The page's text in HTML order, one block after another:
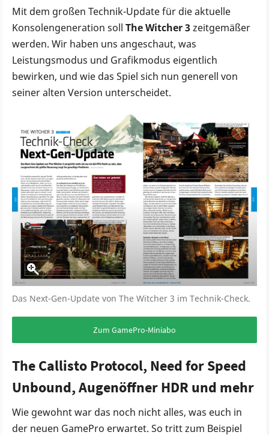
Mit dem großen Technik-Update für die aktuelle
Konsolengeneration soll The Witcher 3zeitgemäßer
werden. Wir haben uns angeschaut, was
Leistungsmodus und Grafikmodus eigentlich
bewirken, und wie das Spiel sich nun generell von
seiner alten Version unterscheidet.
Das Next-Gen-Update von The Witcher 3 im Technik-Check.
Zum GamePro-Miniabo
The Callisto Protocol, Need for Speed
Unbound, Augenöffner HDR und mehr
Wie gewohnt war das noch nicht alles, was euch in
der neuen GamePro erwartet. So tritt zum Beispiel